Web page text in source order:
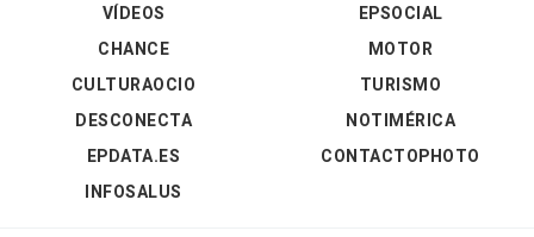
VÍDEOS
EPSOCIAL
CHANCE
CULTURAOCIO
DESCONECTA
EPDATA.ES
INFOSALUS
MOTOR
TURISMO
NOTIMÉRICA
CONTACTOPHOTO